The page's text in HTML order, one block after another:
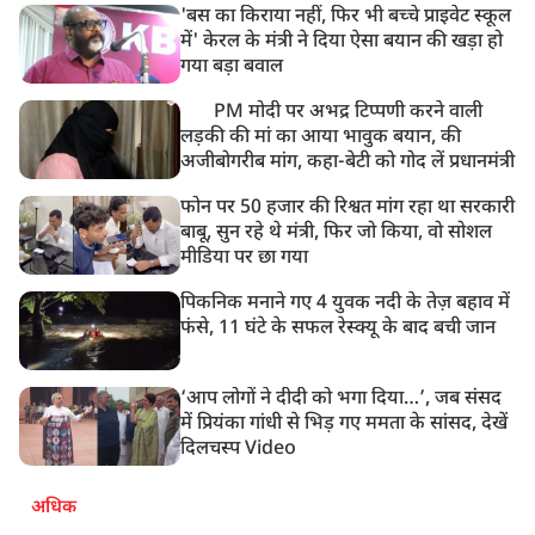
9:38 AM
झारखंड: JPSC परीक्षा धांधली मामले में और पांच लोग गिरफ्तार,
अबतक 19 अरेस्ट
'बस का किराया नहीं, फिर भी बच्चे प्राइवेट स्कूल
में' केरल के मंत्री ने दिया ऐसा बयान की खड़ा हो
गया बड़ा बवाल
PM मोदी पर अभद्र टिप्पणी करने वाली
लड़की की मां का आया भावुक बयान, की
अजीबोगरीब मांग, कहा-बेटी को गोद लें प्रधानमंत्री
फोन पर 50 हजार की रिश्वत मांग रहा था सरकारी
बाबू, सुन रहे थे मंत्री, फिर जो किया, वो सोशल
मीडिया पर छा गया
पिकनिक मनाने गए 4 युवक नदी के तेज़ बहाव में
फंसे, 11 घंटे के सफल रेस्क्यू के बाद बची जान
‘आप लोगों ने दीदी को भगा दिया…’, जब संसद
में प्रियंका गांधी से भिड़ गए ममता के सांसद, देखें
दिलचस्प Video
अधिक